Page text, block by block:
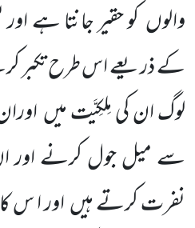
والوںکو حقیر جانتا ہے اور
کے ذریعے اس طرح تکبر
لوگ ان کی مِلکِیَّت میں
سے میل جول کرنے اور
نفرت کرتے ہیںاور ا س